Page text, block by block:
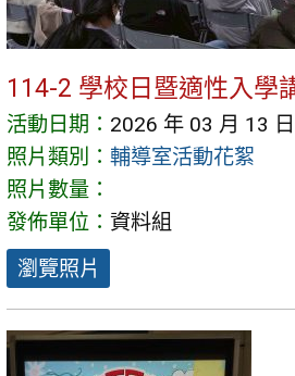
114-2 學校日暨適性入學
活動日期： 2026 年 03 月 13 日
照片類別： 輔導室活動花絮
照片數量：
發佈單位： 資料組
瀏覽照片